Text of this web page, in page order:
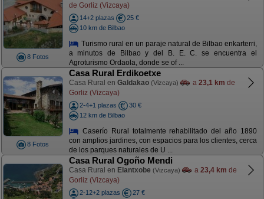
8 Fotos
de Gorliz (Vizcaya)
14+2 plazas
25 €
10 km de Bilbao
Turismo rural en un paraje natural de Bilbao enkarterri,
a minutos de Bilbao y del B. E. C. se encuentra el
Agroturismo Ordaola, donde se of ...
8 Fotos
Casa Rural Erdikoetxe
Casa Rural en Galdakao (Vizcaya) a 23,1 km de
Gorliz (Vizcaya)
2-4+1 plazas
30 €
12 km de Bilbao
Caserío Rural totalmente rehabilitado del año 1890
con amplios jardines, con espacios para los clientes, cerca
de los parques naturales de U ...
Casa Rural Ogoño Mendi
Casa Rural en Elantxobe (Vizcaya) a 23,4 km de
Gorliz (Vizcaya)
2-12+2 plazas
27 €